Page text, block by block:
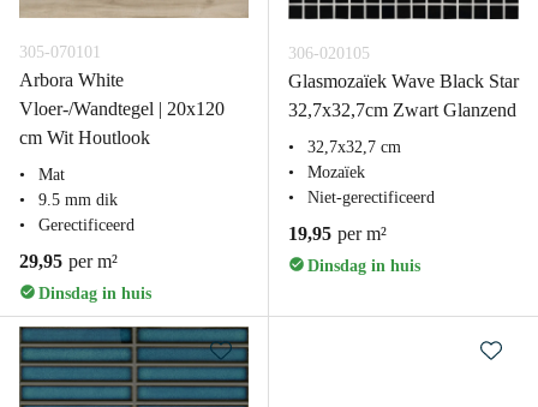
305-070101
Arbora White
Vloer-/Wandtegel | 20x120
cm Wit Houtlook
Mat
9.5 mm dik
Gerectificeerd
29,95 per m²
Dinsdag in huis
306-020105
Glasmozaïek Wave Black Star
32,7x32,7cm Zwart Glanzend
32,7x32,7 cm
Mozaïek
Niet-gerectificeerd
19,95 per m²
Dinsdag in huis